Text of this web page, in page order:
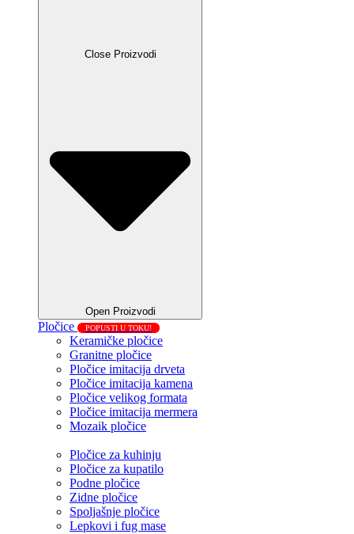
Close Proizvodi
Open Proizvodi
Pločice POPUSTI U TOKU!
Keramičke pločice
Granitne pločice
Pločice imitacija drveta
Pločice imitacija kamena
Pločice velikog formata
Pločice imitacija mermera
Mozaik pločice
Pločice za kuhinju
Pločice za kupatilo
Podne pločice
Zidne pločice
Spoljašnje pločice
Lepkovi i fug mase